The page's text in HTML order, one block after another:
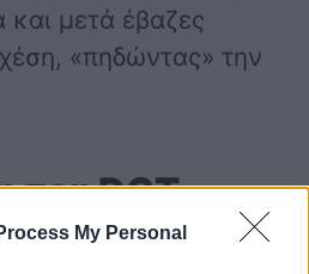
My Personal
μετά έβαζες
«πηδώντας» την
του DCT